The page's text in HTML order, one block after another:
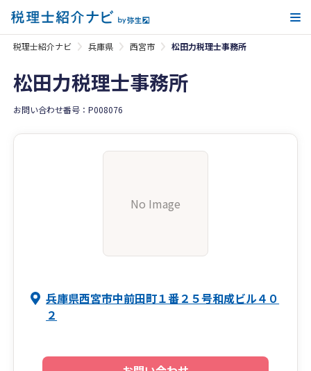
税理士紹介ナビ 兵庫県 西宮市 松田力税理士事務所
松田力税理士事務所
お問い合わせ番号：P008076
No Image
兵庫県西宮市中前田町１番２５号和成ビル４０
２